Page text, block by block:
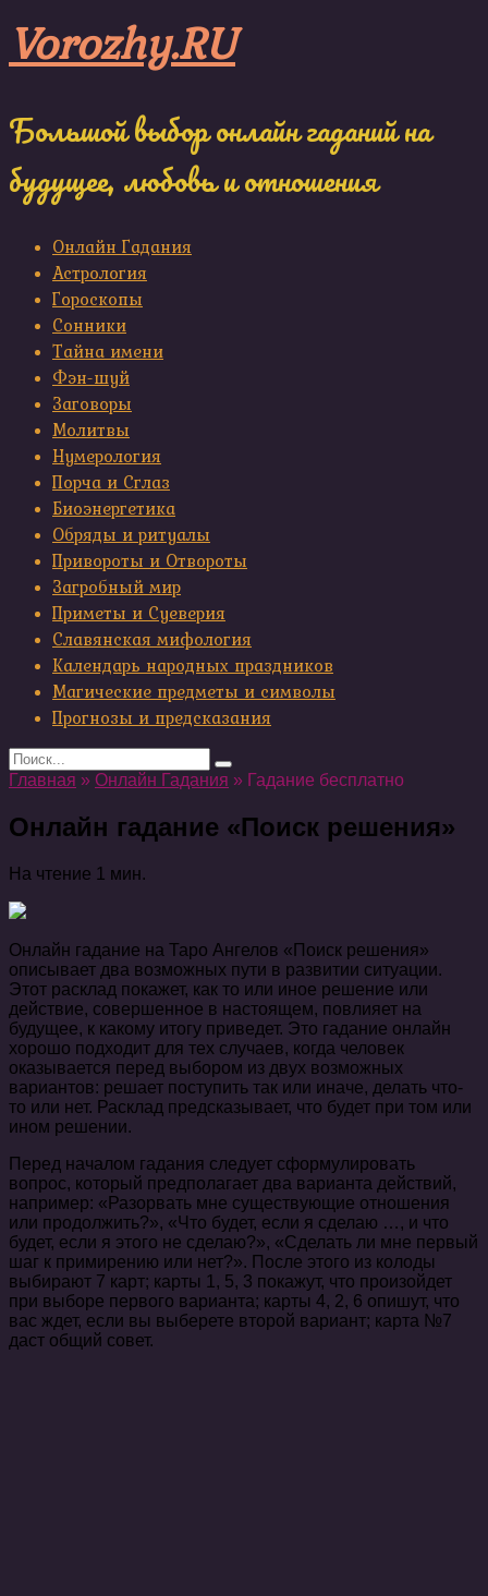
to
content
Vorozhy.RU
Большой выбор онлайн гаданий на
будущее, любовь и отношения
Онлайн Гадания
Астрология
Гороскопы
Сонники
Тайна имени
Фэн-шуй
Заговоры
Молитвы
Нумерология
Порча и Сглаз
Биоэнергетика
Обряды и ритуалы
Привороты и Отвороты
Загробный мир
Приметы и Суеверия
Славянская мифология
Календарь народных праздников
Магические предметы и символы
Прогнозы и предсказания
Search
for:
Главная » Онлайн Гадания » Гадание бесплатно
Онлайн гадание «Поиск решения»
На чтение 1 мин.
Онлайн гадание на Таро Ангелов «Поиск решения»
описывает два возможных пути в развитии ситуации.
Этот расклад покажет, как то или иное решение или
действие, совершенное в настоящем, повлияет на
будущее, к какому итогу приведет. Это гадание онлайн
хорошо подходит для тех случаев, когда человек
оказывается перед выбором из двух возможных
вариантов: решает поступить так или иначе, делать что-
то или нет. Расклад предсказывает, что будет при том или
ином решении.
Перед началом гадания следует сформулировать
вопрос, который предполагает два варианта действий,
например: «Разорвать мне существующие отношения
или продолжить?», «Что будет, если я сделаю …, и что
будет, если я этого не сделаю?», «Сделать ли мне первый
шаг к примирению или нет?». После этого из колоды
выбирают 7 карт; карты 1, 5, 3 покажут, что произойдет
при выборе первого варианта; карты 4, 2, 6 опишут, что
вас ждет, если вы выберете второй вариант; карта №7
даст общий совет.